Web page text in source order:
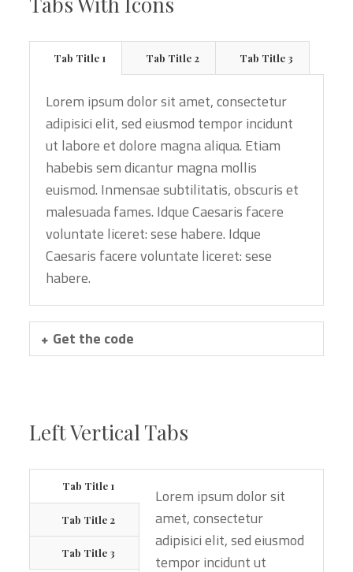
Tab Title 1 Tab Title 2 Tab Title 3
Lorem ipsum dolor sit amet, consectetur
adipisici elit, sed eiusmod tempor incidunt
ut labore et dolore magna aliqua. Etiam
habebis sem dicantur magna mollis
euismod. Inmensae subtilitatis, obscuris et
malesuada fames. Idque Caesaris facere
voluntate liceret: sese habere. Idque
Caesaris facere voluntate liceret: sese
habere.
Get the code
Left Vertical Tabs
Tab Title 1
Tab Title 2
Tab Title 3
Lorem ipsum dolor sit
amet, consectetur
adipisici elit, sed eiusmod
tempor incidunt ut